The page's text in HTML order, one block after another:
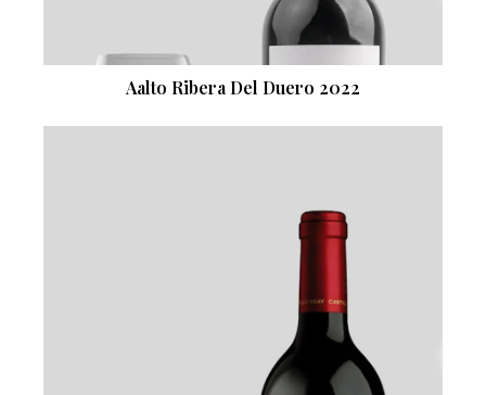
Aalto Ribera Del Duero 2022